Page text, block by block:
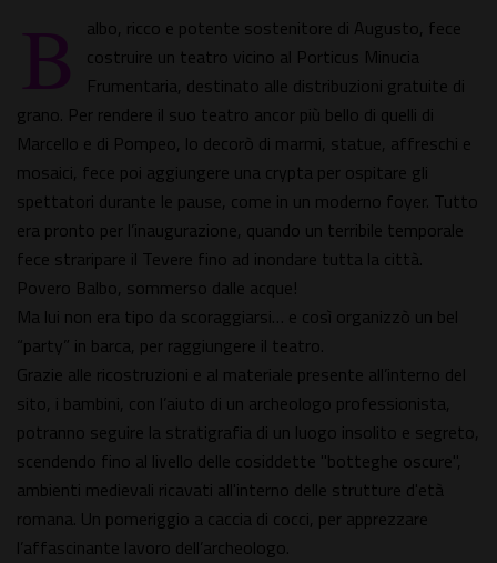
B
albo, ricco e potente sostenitore di Augusto, fece
costruire un teatro vicino al Porticus Minucia
Frumentaria, destinato alle distribuzioni gratuite di
grano. Per rendere il suo teatro ancor più bello di quelli di
Marcello e di Pompeo, lo decorò di marmi, statue, affreschi e
mosaici, fece poi aggiungere una crypta per ospitare gli
spettatori durante le pause, come in un moderno foyer. Tutto
era pronto per l’inaugurazione, quando un terribile temporale
fece straripare il Tevere fino ad inondare tutta la città.
Povero Balbo, sommerso dalle acque!
Ma lui non era tipo da scoraggiarsi… e così organizzò un bel
“party” in barca, per raggiungere il teatro.
Grazie alle ricostruzioni e al materiale presente all’interno del
sito, i bambini, con l’aiuto di un archeologo professionista,
potranno seguire la stratigrafia di un luogo insolito e segreto,
scendendo fino al livello delle cosiddette "botteghe oscure",
ambienti medievali ricavati all'interno delle strutture d'età
romana. Un pomeriggio a caccia di cocci, per apprezzare
l’affascinante lavoro dell’archeologo.